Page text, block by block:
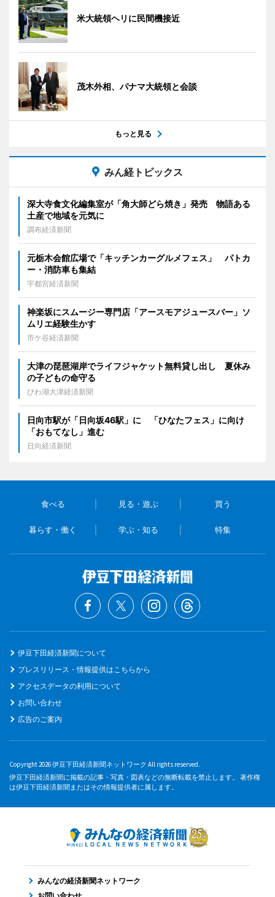
米大統領ヘリに民間機接近
茂木外相、パナマ大統領と会談
もっと見る
みん経トピックス
深大寺食文化編集室が「角大師どら焼き」発売 物語ある
土産で地域を元気に
調布経済新聞
元栃木会館広場で「キッチンカーグルメフェス」 パトカ
ー・消防車も集結
宇都宮経済新聞
神楽坂にスムージー専門店「アースモアジュースバー」ソ
ムリエ経験生かす
市ケ谷経済新聞
大津の琵琶湖岸でライフジャケット無料貸し出し 夏休み
の子どもの命守る
びわ湖大津経済新聞
日向市駅が「日向坂46駅」に 「ひなたフェス」に向け
「おもてなし」進む
日向経済新聞
食べる 見る・遊ぶ 買う
暮らす・働く 学ぶ・知る 特集
伊豆下田経済新聞について
プレスリリース・情報提供はこちらから
アクセスデータの利用について
お問い合わせ
広告のご案内
Copyright 2026 伊豆下田経済新聞ネットワーク All rights reserved.
伊豆下田経済新聞に掲載の記事・写真・図表などの無断転載を禁止します。 著作権
は伊豆下田経済新聞またはその情報提供者に属します。
みんなの経済新聞ネットワーク
お問い合わせ